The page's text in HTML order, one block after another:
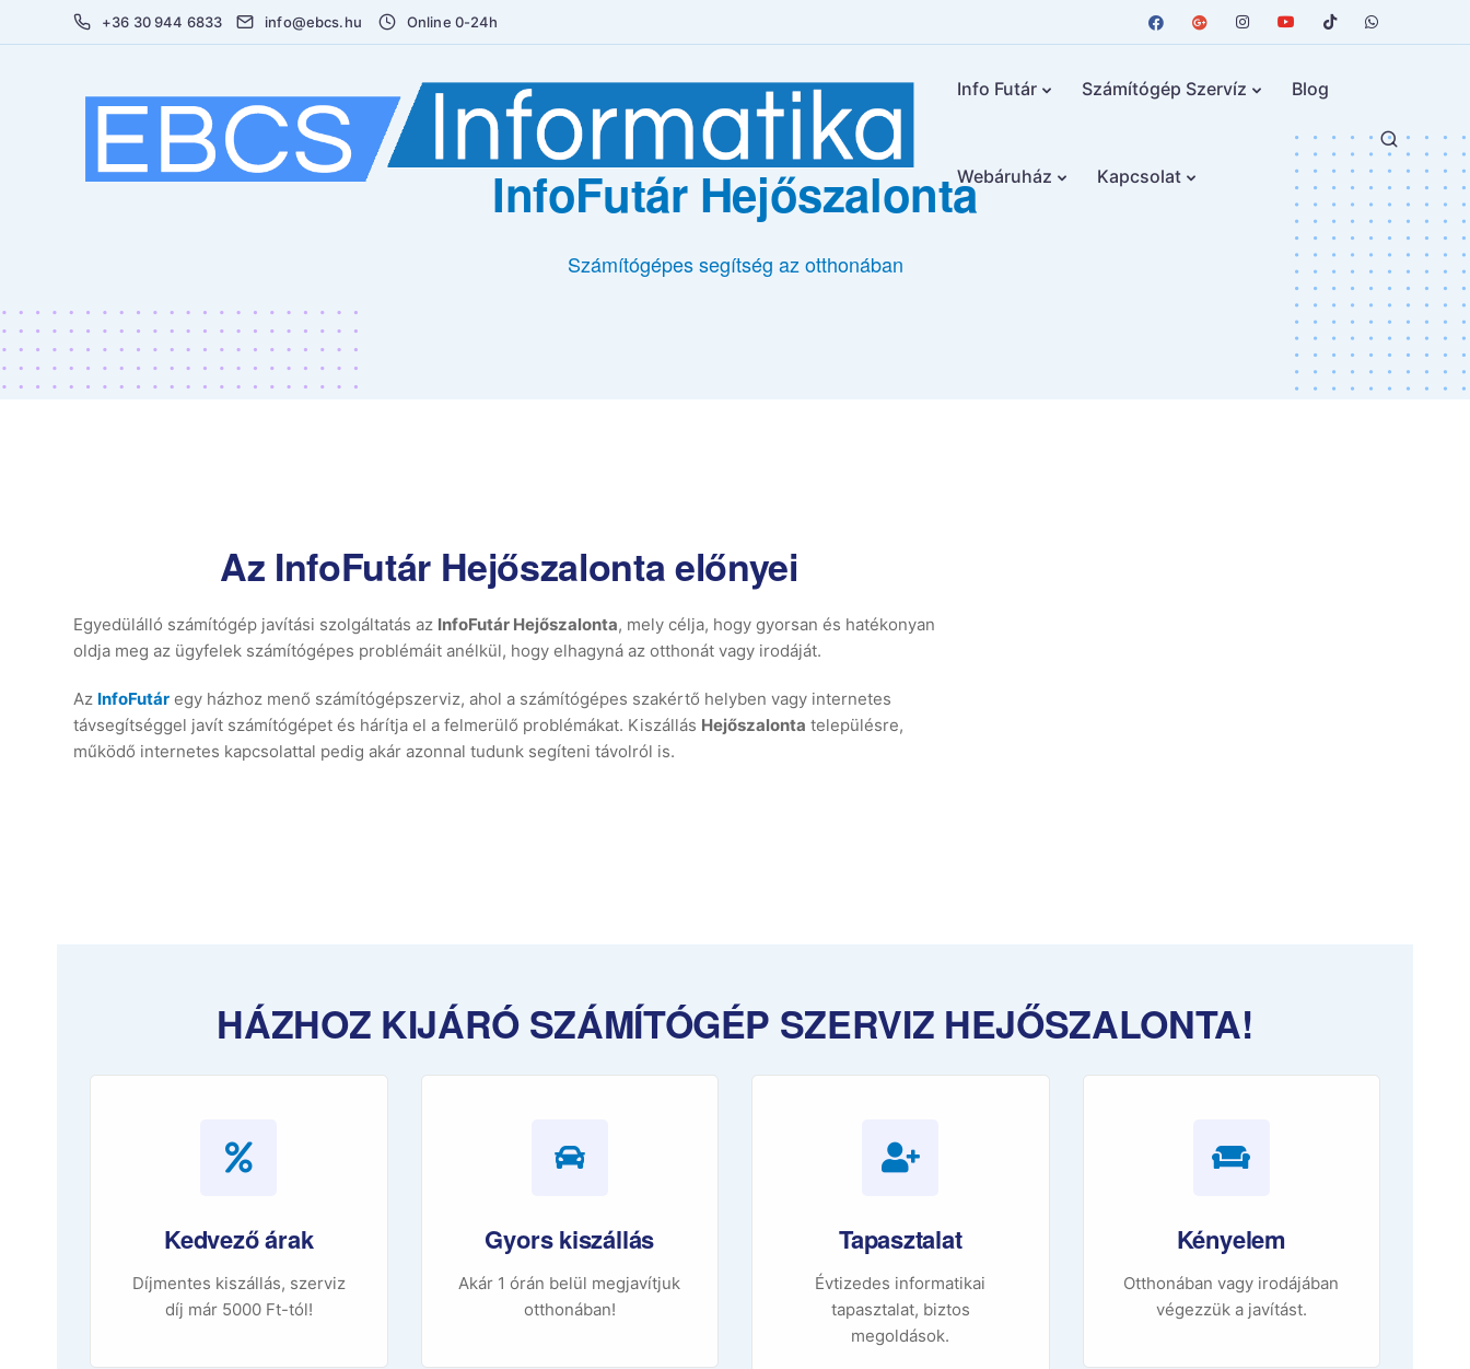
+36 30 944 6833 info@ebcs.hu Online 0-24h
Info Futár Számítógép Szervíz Blog
Webáruház Kapcsolat
InfoFutár Hejőszalonta
Számítógépes segítség az otthonában
Az InfoFutár Hejőszalonta előnyei
Egyedülálló számítógép javítási szolgáltatás az InfoFutár Hejőszalonta, mely célja, hogy gyorsan és hatékonyan
oldja meg az ügyfelek számítógépes problémáit anélkül, hogy elhagyná az otthonát vagy irodáját.
Az InfoFutár egy házhoz menő számítógépszerviz, ahol a számítógépes szakértő helyben vagy internetes
távsegítséggel javít számítógépet és hárítja el a felmerülő problémákat. Kiszállás Hejőszalonta településre,
működő internetes kapcsolattal pedig akár azonnal tudunk segíteni távolról is.
HÁZHOZ KIJÁRÓ SZÁMÍTÓGÉP SZERVIZ HEJŐSZALONTA!
Kedvező árak
Díjmentes kiszállás, szerviz
díj már 5000 Ft-tól!
Gyors kiszállás
Akár 1 órán belül megjavítjuk
otthonában!
Tapasztalat
Évtizedes informatikai
tapasztalat, biztos
megoldások.
Kényelem
Otthonában vagy irodájában
végezzük a javítást.